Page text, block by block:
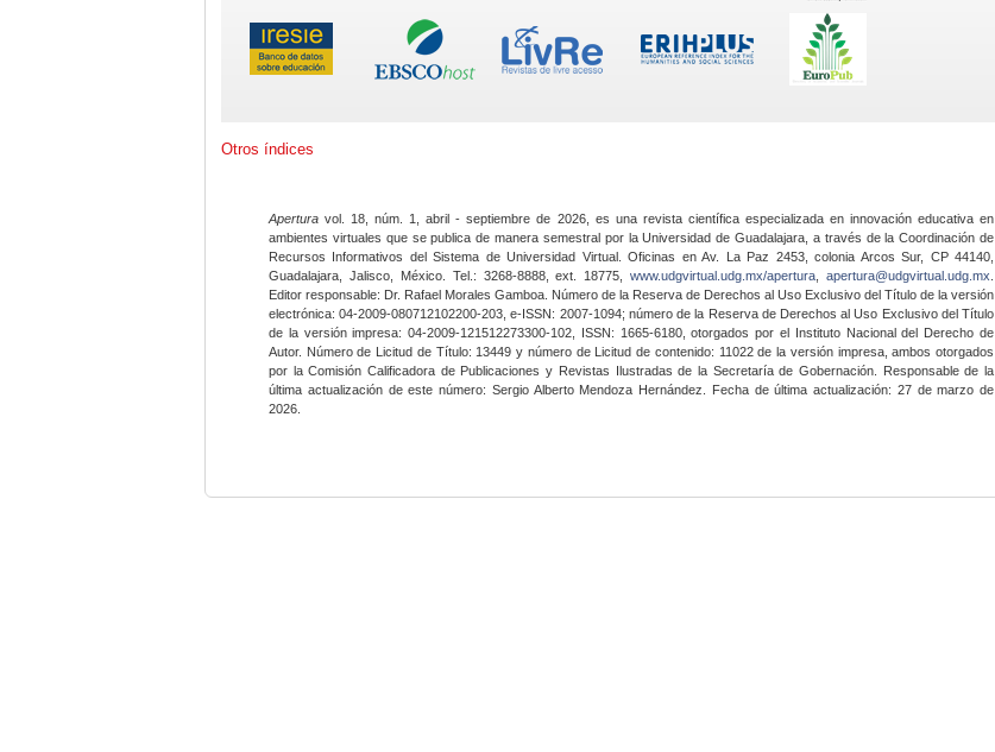
Otros índices
Apertura vol. 18, núm. 1, abril - septiembre de 2026, es una revista científica especializada en innovación educativa en
ambientes virtuales que se publica de manera semestral por la Universidad de Guadalajara, a través de la Coordinación de
Recursos Informativos del Sistema de Universidad Virtual. Oficinas en Av. La Paz 2453, colonia Arcos Sur, CP 44140,
Guadalajara, Jalisco, México. Tel.: 3268-8888, ext. 18775,www.udgvirtual.udg.mx/apertura apertura@udgvirtual.udg.mx
Editor responsable: Dr. Rafael Morales Gamboa. Número de la Reserva de Derechos al Uso Exclusivo del Título de la versión
electrónica: 04-2009-080712102200-203, e-ISSN: 2007-1094; número de la Reserva de Derechos al Uso Exclusivo del Título
de la versión impresa: 04-2009-121512273300-102, ISSN: 1665-6180, otorgados por el Instituto Nacional del Derecho de
Autor. Número de Licitud de Título: 13449 y número de Licitud de contenido: 11022 de la versión impresa, ambos otorgados
por la Comisión Calificadora de Publicaciones y Revistas Ilustradas de la Secretaría de Gobernación. Responsable de la
última actualización de este número: Sergio Alberto Mendoza Hernández. Fecha de última actualización: 27 de marzo de
2026.